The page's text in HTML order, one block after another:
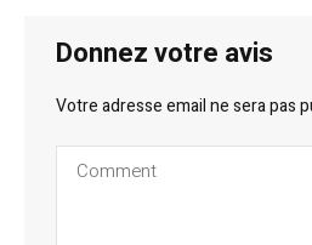
Donnez votre avis
Votre adresse email ne sera pas